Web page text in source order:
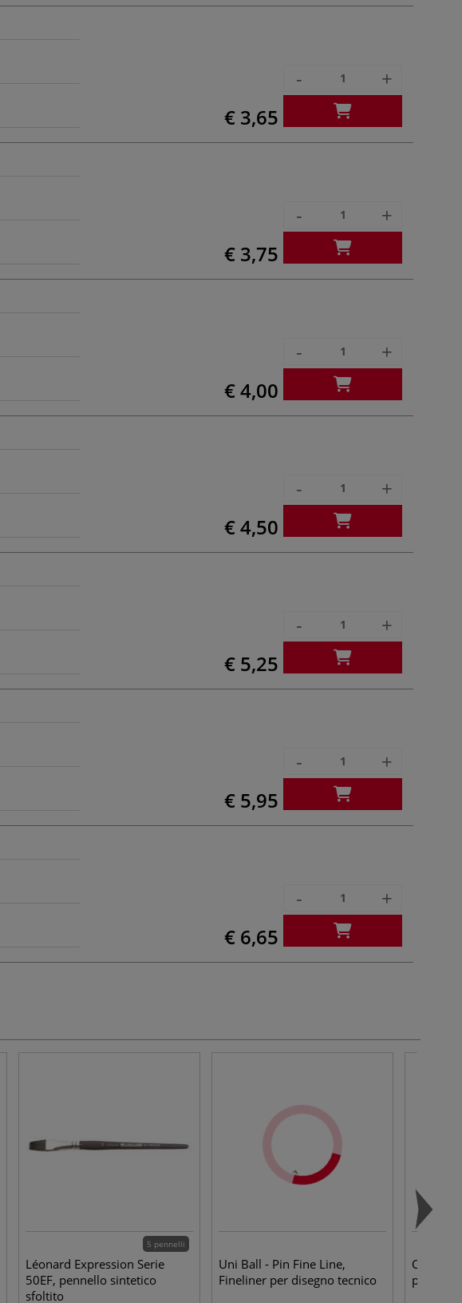
€ 3,65
- +
€ 3,75
- +
€ 4,00
- +
€ 4,50
- +
€ 5,25
- +
€ 5,95
- +
€ 6,65
- +
5 pennelli
Léonard Expression Serie
50EF, pennello sintetico
sfoltito
Uni Ball - Pin Fine Line,
Fineliner per disegno tecnico